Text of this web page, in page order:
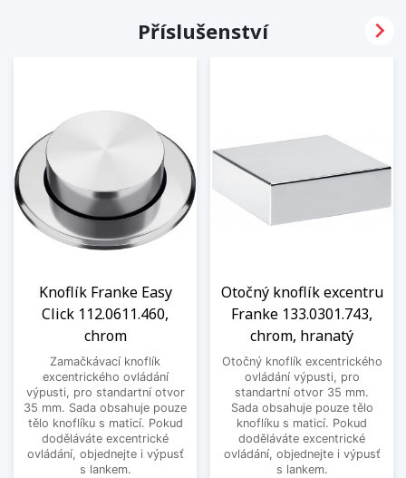
Příslušenství
Knoflík Franke Easy
Click 112.0611.460,
chrom
Zamačkávací knoflík
excentrického ovládání
výpusti, pro standartní otvor
35 mm. Sada obsahuje pouze
tělo knoflíku s maticí. Pokud
doděláváte excentrické
ovládání, objednejte i výpusť
s lankem.
Otočný knoflík excentru
Franke 133.0301.743,
chrom, hranatý
Otočný knoflík excentrického
ovládání výpusti, pro
standartní otvor 35 mm.
Sada obsahuje pouze tělo
knoflíku s maticí. Pokud
doděláváte excentrické
ovládání, objednejte i výpusť
s lankem.
